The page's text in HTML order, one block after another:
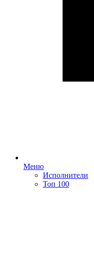
Меню
Исполнители
Топ 100